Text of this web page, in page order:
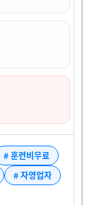
# 훈련비무료
# 자영업자